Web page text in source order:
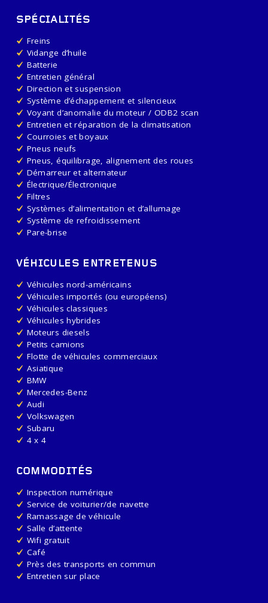
SPÉCIALITÉS
Freins
Vidange d’huile
Batterie
Entretien général
Direction et suspension
Système d’échappement et silencieux
Voyant d’anomalie du moteur / ODB2 scan
Entretien et réparation de la climatisation
Courroies et boyaux
Pneus neufs
Pneus, équilibrage, alignement des roues
Démarreur et alternateur
Électrique/Électronique
Filtres
Systèmes d’alimentation et d’allumage
Système de refroidissement
Pare-brise
VÉHICULES ENTRETENUS
Véhicules nord-américains
Véhicules importés (ou européens)
Véhicules classiques
Véhicules hybrides
Moteurs diesels
Petits camions
Flotte de véhicules commerciaux
Asiatique
BMW
Mercedes-Benz
Audi
Volkswagen
Subaru
4 x 4
COMMODITÉS
Inspection numérique
Service de voiturier/de navette
Ramassage de véhicule
Salle d’attente
Wifi gratuit
Café
Près des transports en commun
Entretien sur place